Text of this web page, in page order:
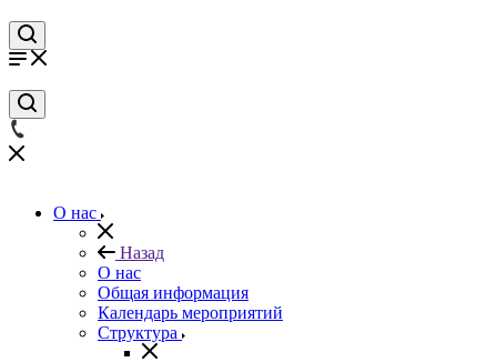
О нас
Назад
О нас
Общая информация
Календарь мероприятий
Структура